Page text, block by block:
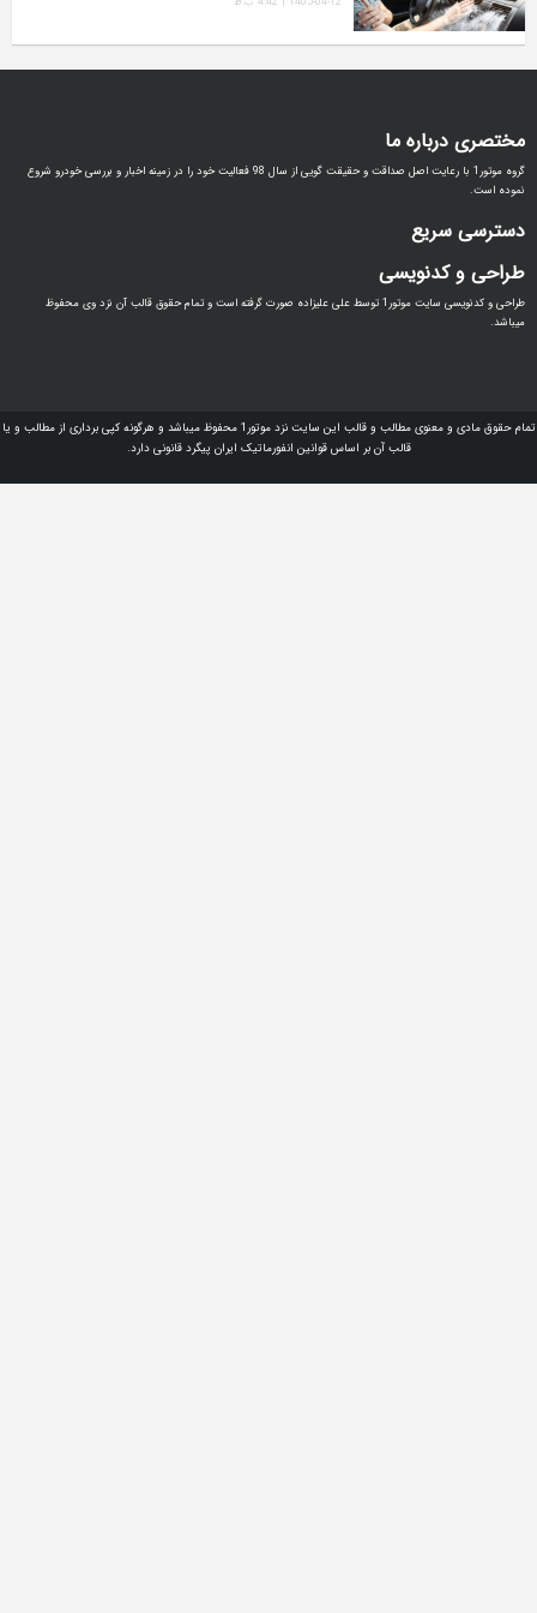
ما
گروه موتور1 با رعایت اصل صداقت و حقیقت گویی از سال 98 فعالیت خود را در زمینه اخبار و بررسی خودرو شروع
طراحی و کدنویسی سایت موتور1 توسط علی علیزاده صورت گرفته است و تمام حقوق قالب آن نزد وی محفوظ
تمام حقوق مادی و معنوی مطالب و قالب این سایت نزد موتور1 محفوظ میباشد و هرگونه کپی برداری از مطالب و یا
قالب آن بر اساس قوانین انفورماتیک ایران پیگرد قانونی دارد.